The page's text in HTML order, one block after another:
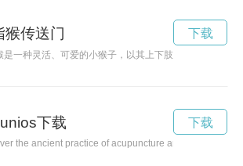
猴传送门
是一种灵活、可爱的小猴子，以其上下肢长短均匀，拇
下载
下载
the ancient practice of acupuncture and how it can
下载